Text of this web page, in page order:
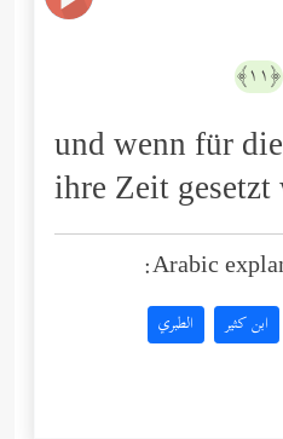
﴿١١﴾
und wenn für
ihre Zeit
Arabic
ابن كثير الطبري